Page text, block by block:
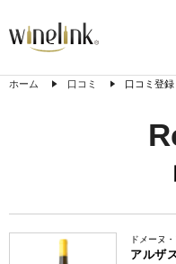
ホーム 口コミ 口コミ登録
ドメーヌ
アルザ